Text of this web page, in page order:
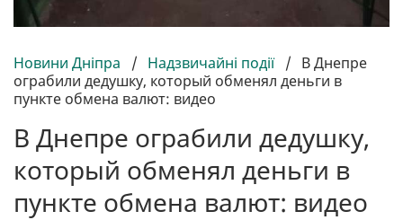
Новини Дніпра / Надзвичайні події / В Днепре
ограбили дедушку, который обменял деньги в
пункте обмена валют: видео
В Днепре ограбили дедушку,
который обменял деньги в
пункте обмена валют: видео